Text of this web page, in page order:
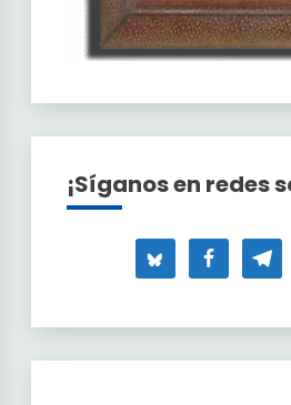
¡Síganos en redes